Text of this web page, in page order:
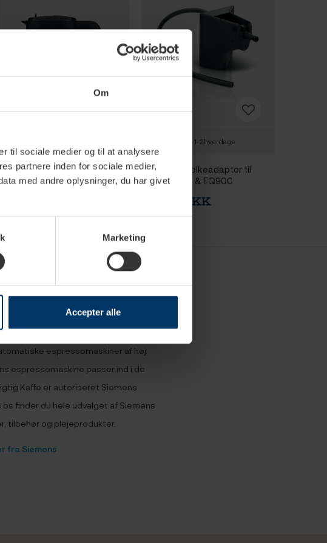
Om
til sociale medier og til at analysere
partnere inden for sociale medier,
med andre oplysninger, du har givet
Marketing
Accepter alle
Termokande
1-2 hverdage
Siemens Mælkeadaptor til
EQ700, EQ9 & EQ900
499,95 DKK
stilrene, brugervenlige og
espressomaskiner af høj
espressomaskine passer ind i de
Kaffe er autoriseret Siemens
os finder du hele udvalget af Siemens
tilbehør og plejeprodukter.
fra Siemens